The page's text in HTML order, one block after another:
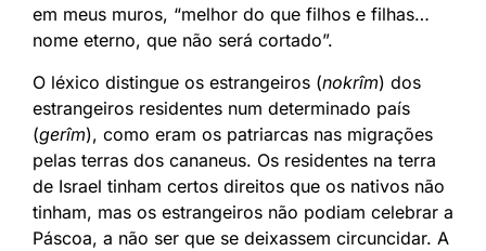
em meus muros, “melhor do que filhos e filhas…
nome eterno, que não será cortado”.
O léxico distingue os estrangeiros (nokrîm) dos
estrangeiros residentes num determinado país
(gerîm), como eram os patriarcas nas migrações
pelas terras dos cananeus. Os residentes na terra
de Israel tinham certos direitos que os nativos não
tinham, mas os estrangeiros não podiam celebrar a
Páscoa, a não ser que se deixassem circuncidar. A